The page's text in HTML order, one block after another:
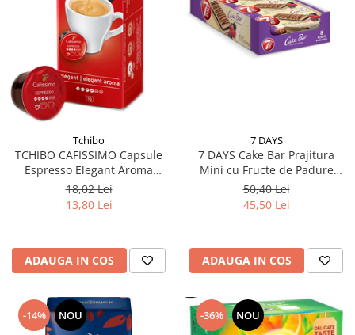
Tchibo
TCHIBO CAFISSIMO Capsule
Espresso Elegant Aroma
10buc (TDV 10.10.2026)
18,02 Lei
13,80 Lei
ADAUGA IN COS
7 DAYS
7 DAYS Cake Bar Prajitura
Mini cu Fructe de Padure
16x30g
50,40 Lei
45,50 Lei
ADAUGA IN COS
-14% NOU -36% NOU